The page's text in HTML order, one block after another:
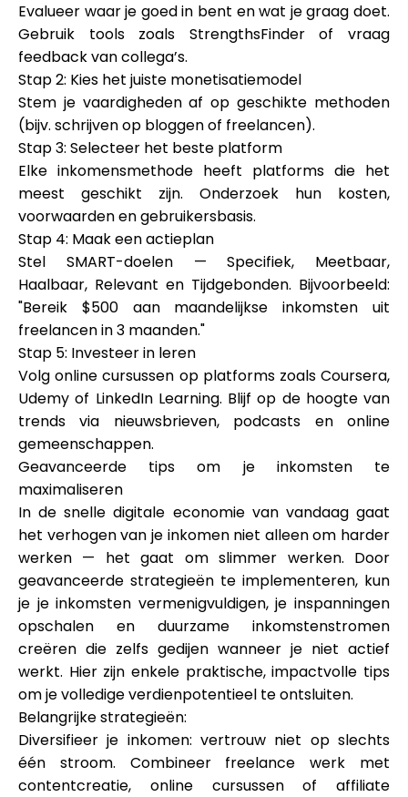
Evalueer waar je goed in bent en wat je graag doet.
Gebruik tools zoals StrengthsFinder of vraag
feedback van collega’s.
Stap 2: Kies het juiste monetisatiemodel
Stem je vaardigheden af op geschikte methoden
(bijv. schrijven op bloggen of freelancen).
Stap 3: Selecteer het beste platform
Elke inkomensmethode heeft platforms die het
meest geschikt zijn. Onderzoek hun kosten,
voorwaarden en gebruikersbasis.
Stap 4: Maak een actieplan
Stel SMART-doelen — Specifiek, Meetbaar,
Haalbaar, Relevant en Tijdgebonden. Bijvoorbeeld:
"Bereik $500 aan maandelijkse inkomsten uit
freelancen in 3 maanden."
Stap 5: Investeer in leren
Volg online cursussen op platforms zoals Coursera,
Udemy of LinkedIn Learning. Blijf op de hoogte van
trends via nieuwsbrieven, podcasts en online
gemeenschappen.
Geavanceerde tips om je inkomsten te
maximaliseren
In de snelle digitale economie van vandaag gaat
het verhogen van je inkomen niet alleen om harder
werken — het gaat om slimmer werken. Door
geavanceerde strategieën te implementeren, kun
je je inkomsten vermenigvuldigen, je inspanningen
opschalen en duurzame inkomstenstromen
creëren die zelfs gedijen wanneer je niet actief
werkt. Hier zijn enkele praktische, impactvolle tips
om je volledige verdienpotentieel te ontsluiten.
Belangrijke strategieën:
Diversifieer je inkomen: vertrouw niet op slechts
één stroom. Combineer freelance werk met
contentcreatie, online cursussen of affiliate